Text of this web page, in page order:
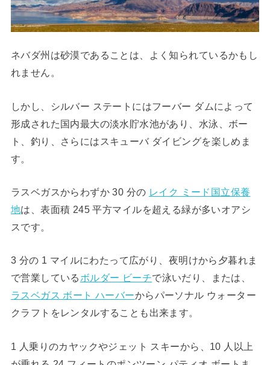
ネバダ州は砂漠であることは、よく知られているかもし
れません。
しかし、シルバー ステートにはフーバー ダムによって
形成された国内最大の淡水貯水池があり、水泳、ボー
ト、釣り、さらにはスキューバ ダイビングを楽しめま
す。
ラスベガスからわずか 30 分の レイク ミード国立保養
地は、表面積 245 平方マイルを超える緑が多いオアシ
スです。
3 分の 1 マイルにわたって広がり、夜明けから夕暮れま
で営業している ボルダー ビーチで泳いだり、または、
ラスベガス ボート ハーバーからパーソナル ウォーター
クラフトをレンタルすることも出来ます。
1 人乗りのカヤックやジェット スキーから、10 人以上